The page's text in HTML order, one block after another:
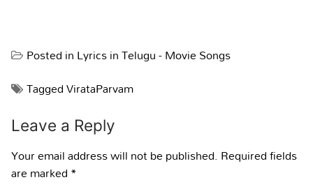
Posted inLyrics in Telugu - Movie Songs
TaggedVirataParvam​​
Leave a Reply
Your email address will not be published. Required fields
are marked*